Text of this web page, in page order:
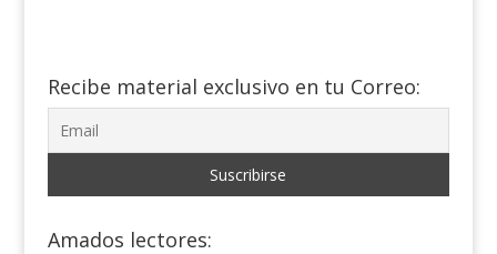
Recibe material exclusivo en tu Correo:
Amados lectores: